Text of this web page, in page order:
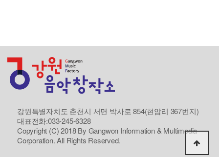
강원특별자치도 춘천시 서면 박사로 854(현암리 367번지)
대표전화:033-245-6328
Copyright (C) 2018 By Gangwon Information & Multimedia
Corporation. All Rights Reserved.